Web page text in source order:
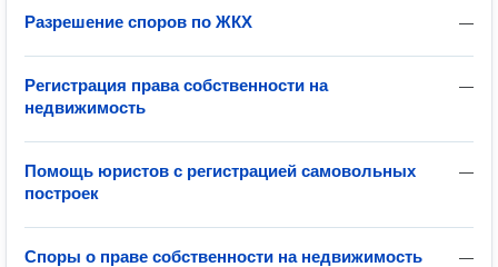
—
Разрешение споров по ЖКХ
—
Регистрация права собственности на
недвижимость
—
Помощь юристов с регистрацией самовольных
построек
—
Споры о праве собственности на недвижимость